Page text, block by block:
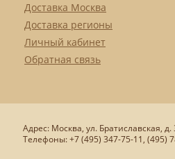
Доставка Москва
Доставка регионы
Личный кабинет
Обратная связь
Адрес: Москва, ул. Братиславская, д.
Телефоны: +7 (495) 347-75-11, (495)